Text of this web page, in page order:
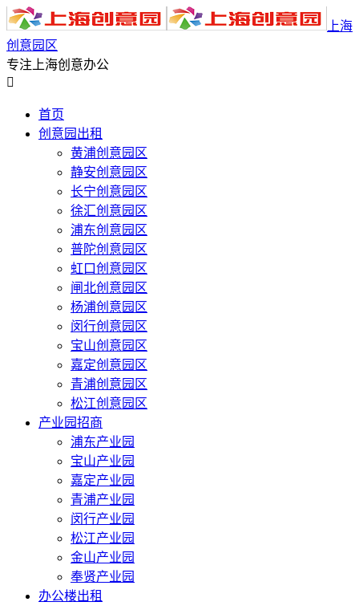
上海
创意园区
专注上海创意办公

首页
创意园出租
黄浦创意园区
静安创意园区
长宁创意园区
徐汇创意园区
浦东创意园区
普陀创意园区
虹口创意园区
闸北创意园区
杨浦创意园区
闵行创意园区
宝山创意园区
嘉定创意园区
青浦创意园区
松江创意园区
产业园招商
浦东产业园
宝山产业园
嘉定产业园
青浦产业园
闵行产业园
松江产业园
金山产业园
奉贤产业园
办公楼出租